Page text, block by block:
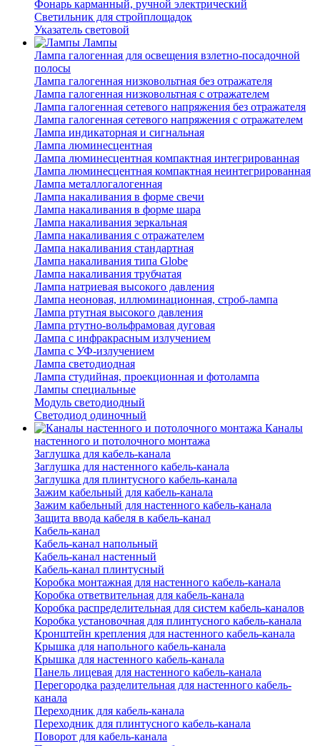
Фонарь карманный, ручной электрический
Светильник для стройплощадок
Указатель световой
Лампы
Лампа галогенная для освещения взлетно-посадочной
полосы
Лампа галогенная низковольтная без отражателя
Лампа галогенная низковольтная с отражателем
Лампа галогенная сетевого напряжения без отражателя
Лампа галогенная сетевого напряжения с отражателем
Лампа индикаторная и сигнальная
Лампа люминесцентная
Лампа люминесцентная компактная интегрированная
Лампа люминесцентная компактная неинтегрированная
Лампа металлогалогенная
Лампа накаливания в форме свечи
Лампа накаливания в форме шара
Лампа накаливания зеркальная
Лампа накаливания с отражателем
Лампа накаливания стандартная
Лампа накаливания типа Globe
Лампа накаливания трубчатая
Лампа натриевая высокого давления
Лампа неоновая, иллюминационная, строб-лампа
Лампа ртутная высокого давления
Лампа ртутно-вольфрамовая дуговая
Лампа с инфракрасным излучением
Лампа с УФ-излучением
Лампа светодиодная
Лампа студийная, проекционная и фотолампа
Лампы специальные
Модуль светодиодный
Светодиод одиночный
Каналы
настенного и потолочного монтажа
Заглушка для кабель-канала
Заглушка для настенного кабель-канала
Заглушка для плинтусного кабель-канала
Зажим кабельный для кабель-канала
Зажим кабельный для настенного кабель-канала
Защита ввода кабеля в кабель-канал
Кабель-канал
Кабель-канал напольный
Кабель-канал настенный
Кабель-канал плинтусный
Коробка монтажная для настенного кабель-канала
Коробка ответвительная для кабель-канала
Коробка распределительная для систем кабель-каналов
Коробка установочная для плинтусного кабель-канала
Кронштейн крепления для настенного кабель-канала
Крышка для напольного кабель-канала
Крышка для настенного кабель-канала
Панель лицевая для настенного кабель-канала
Перегородка разделительная для настенного кабель-
канала
Переходник для кабель-канала
Переходник для плинтусного кабель-канала
Поворот для кабель-канала